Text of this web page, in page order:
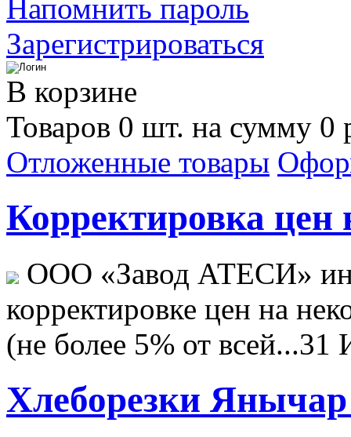
Напомнить пароль
Зарегистрироваться
В корзине
Товаров 0 шт. на сумму 0
Отложенные товары
Корректировка цен
ООО «Завод АТЕСИ»
корректировке цен на
(не более 5% от всей...31
Хлеборезки Янычар